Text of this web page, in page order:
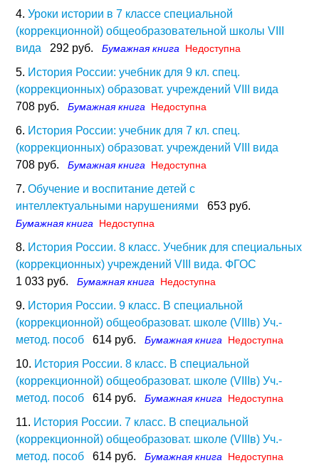
4. Уроки истории в 7 классе специальной
(коррекционной) общеобразовательной школы VIII
вида
292 руб. Бумажная книга Недоступна
5. История России: учебник для 9 кл. спец.
(коррекционных) образоват. учреждений VIII вида
708 руб.
Бумажная книга Недоступна
6. История России: учебник для 7 кл. спец.
(коррекционных) образоват. учреждений VIII вида
708 руб.
Бумажная книга Недоступна
7. Обучение и воспитание детей с
интеллектуальными нарушениями
653 руб.
Бумажная книга Недоступна
8. История России. 8 класс. Учебник для специальных
(коррекционных) учреждений VIII вида. ФГОС
1 033 руб.
Бумажная книга Недоступна
9. История России. 9 класс. В специальной
(коррекционной) общеобразоват. школе (VIIIв) Уч.-
метод. пособ
614 руб. Бумажная книга Недоступна
10. История России. 8 класс. В специальной
(коррекционной) общеобразоват. школе (VIIIв) Уч.-
метод. пособ
614 руб. Бумажная книга Недоступна
11. История России. 7 класс. В специальной
(коррекционной) общеобразоват. школе (VIIIв) Уч.-
метод. пособ
614 руб. Бумажная книга Недоступна